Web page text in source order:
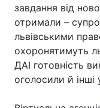
Інтерв'ю
Архів
Контакти
завдання від
отримали –
львівськими
охоронятимуть
ДАІ готовність
оголосили й інші